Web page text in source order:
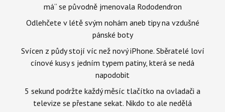
má“ se původně jmenovala Rododendron
Odlehčete v létě svým nohám aneb tipy na vzdušné
pánské boty
Svícen z půdy stojí víc než nový iPhone. Sběratelé loví
cínové kusy s jedním typem patiny, která se nedá
napodobit
5 sekund podržte každý měsíc tlačítko na ovladači a
televize se přestane sekat. Nikdo to ale nedělá